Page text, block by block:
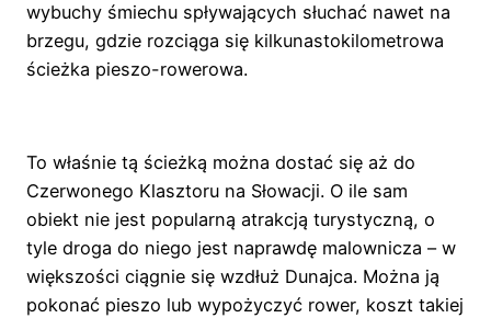
wybuchy śmiechu spływających słuchać nawet na
brzegu, gdzie rozciąga się kilkunastokilometrowa
ścieżka pieszo-rowerowa.
To właśnie tą ścieżką można dostać się aż do
Czerwonego Klasztoru na Słowacji. O ile sam
obiekt nie jest popularną atrakcją turystyczną, o
tyle droga do niego jest naprawdę malownicza – w
większości ciągnie się wzdłuż Dunajca. Można ją
pokonać pieszo lub wypożyczyć rower, koszt takiej